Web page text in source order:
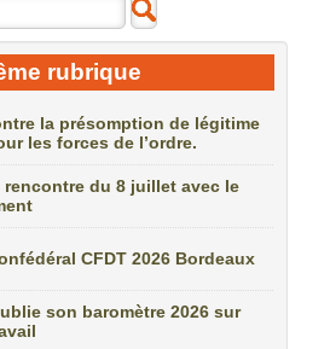
rubrique
la présomption de légitime
les forces de l’ordre.
rencontre du 8 juillet avec le
CFDT 2026 Bordeaux
son baromètre 2026 sur